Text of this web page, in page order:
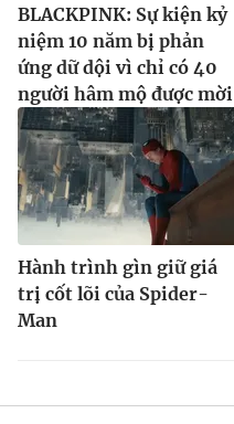
BLACKPINK: Sự kiện kỷ
niệm 10 năm bị phản
ứng dữ dội vì chỉ có 40
người hâm mộ được mời
Hành trình gìn giữ giá
trị cốt lõi của Spider-
Man